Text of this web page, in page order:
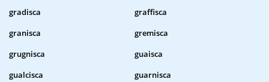
gradisca
graffisca
granisca
gremisca
grugnisca
guaisca
gualcisca
guarnisca